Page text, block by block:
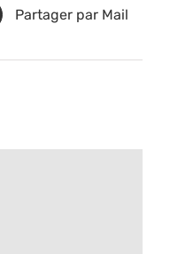
Partager par Mail